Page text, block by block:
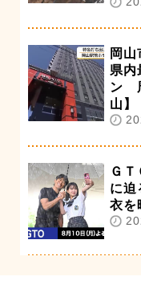
岡
県内
ン
山】
Ｇ
に迫
衣を